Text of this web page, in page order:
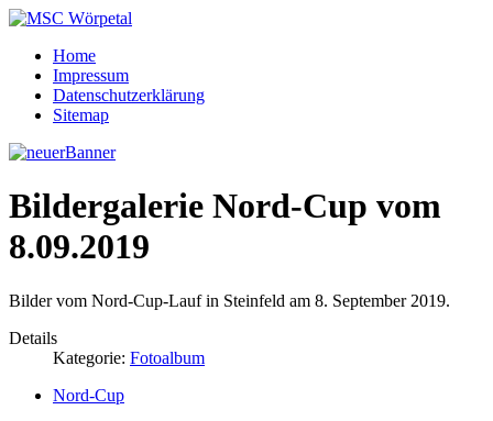
Home
Impressum
Datenschutzerklärung
Sitemap
Bildergalerie Nord-Cup vom
8.09.2019
Bilder vom Nord-Cup-Lauf in Steinfeld am 8. September 2019.
Details
Kategorie: Fotoalbum
Nord-Cup